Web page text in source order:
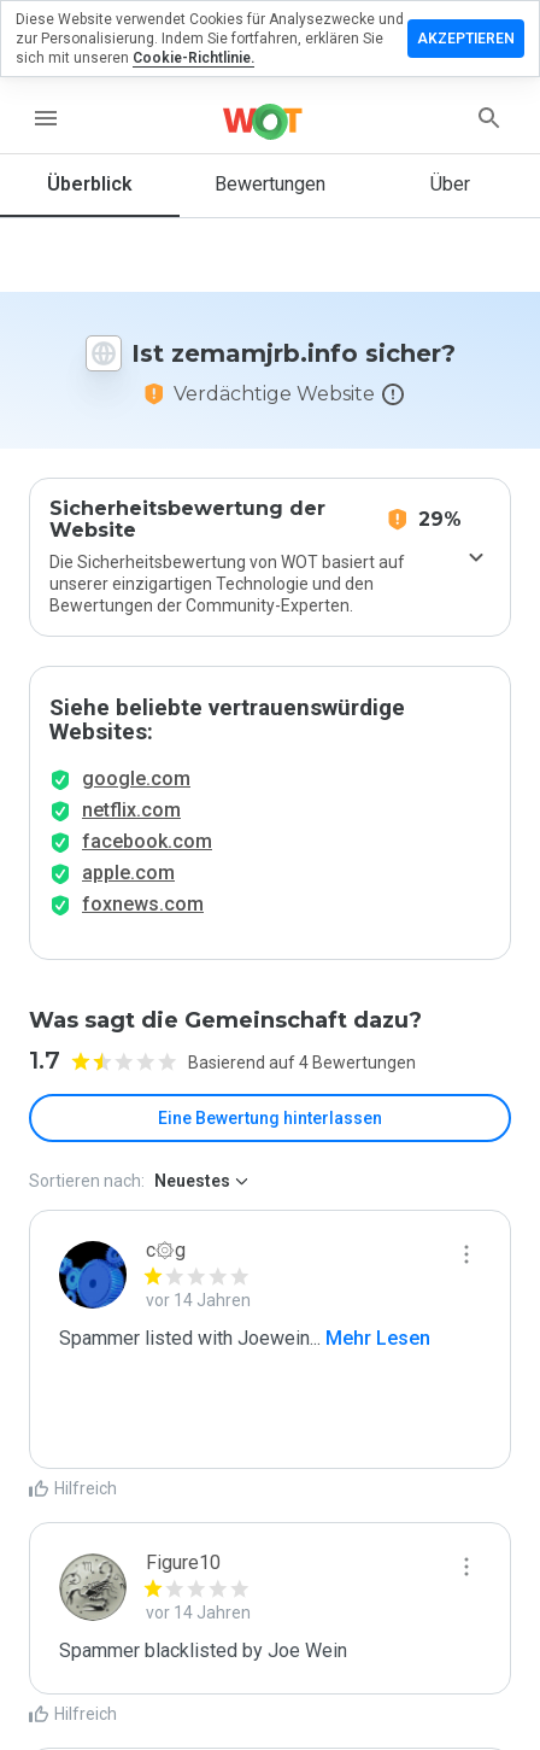
menu
Überblick Bewertungen Über
Ist zemamjrb.info sicher?
Verdächtige Website
Sicherheitsbewertung der
Website
29%
Die Sicherheitsbewertung von WOT basiert auf
unserer einzigartigen Technologie und den
Bewertungen der Community-Experten.
Siehe beliebte vertrauenswürdige
Websites:
google.com
netflix.com
facebook.com
apple.com
foxnews.com
Was sagt die Gemeinschaft dazu?
1.7 Basierend auf 4 Bewertungen
Eine Bewertung hinterlassen
zu
Sie diese
auf einer
Skala von
Sortieren nach: Neuestes
c۞g
vor 14 Jahren
Spammer listed with Joewein... Mehr Lesen
Hilfreich
Figure10
vor 14 Jahren
Spammer blacklisted by Joe Wein
Hilfreich
Diese Website verwendet Cookies für Analysezwecke und
zur Personalisierung. Indem Sie fortfahren, erklären Sie
sich mit unseren Cookie-Richtlinie.
AKZEPTIEREN